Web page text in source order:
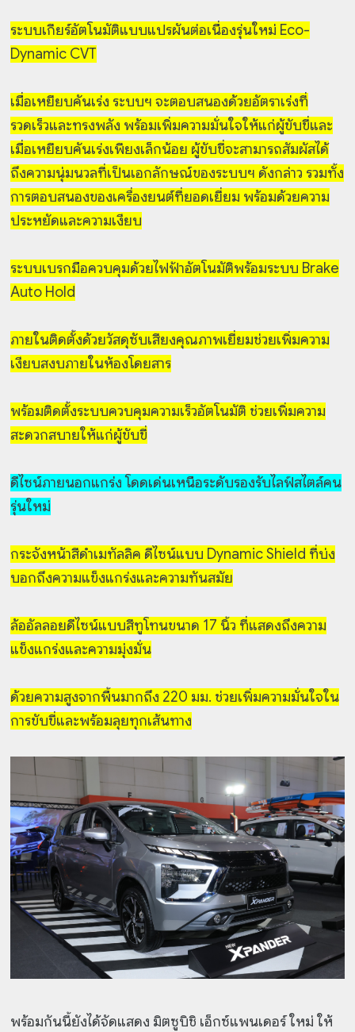
ระบบเกียร์อัตโนมัติแบบแปรผันต่อเนื่องรุ่นใหม่ Eco-
Dynamic CVT
เมื่อเหยียบคันเร่ง ระบบฯ จะตอบสนองด้วยอัตราเร่งที่
รวดเร็วและทรงพลัง พร้อมเพิ่มความมั่นใจให้แก่ผู้ขับขี่และ
เมื่อเหยียบคันเร่งเพียงเล็กน้อย ผู้ขับขี่จะสามารถสัมผัสได้
ถึงความนุ่มนวลที่เป็นเอกลักษณ์ของระบบฯ ดังกล่าว รวมทั้ง
การตอบสนองของเครื่องยนต์ที่ยอดเยี่ยม พร้อมด้วยความ
ประหยัดและความเงียบ
ระบบเบรกมือควบคุมด้วยไฟฟ้าอัตโนมัติพร้อมระบบ Brake
Auto Hold
ภายในติดตั้งด้วยวัสดุซับเสียงคุณภาพเยี่ยมช่วยเพิ่มความ
เงียบสงบภายในห้องโดยสาร
พร้อมติดตั้งระบบควบคุมความเร็วอัตโนมัติ ช่วยเพิ่มความ
สะดวกสบายให้แก่ผู้ขับขี่
ดีไซน์ภายนอกแกร่ง โดดเด่นเหนือระดับรองรับไลฟ์สไตล์คน
รุ่นใหม่
กระจังหน้าสีดำเมทัลลิค ดีไซน์แบบ Dynamic Shield ที่บ่ง
บอกถึงความแข็งแกร่งและความทันสมัย
ล้ออัลลอยดีไซน์แบบสีทูโทนขนาด 17 นิ้ว ที่แสดงถึงความ
แข็งแกร่งและความมุ่งมั่น
ด้วยความสูงจากพื้นมากถึง 220 มม. ช่วยเพิ่มความมั่นใจใน
การขับขี่และพร้อมลุยทุกเส้นทาง
พร้อมกันนี้ยังได้จัดแสดง มิตซูบิชิ เอ็กซ์แพนเดอร์ ใหม่ ให้